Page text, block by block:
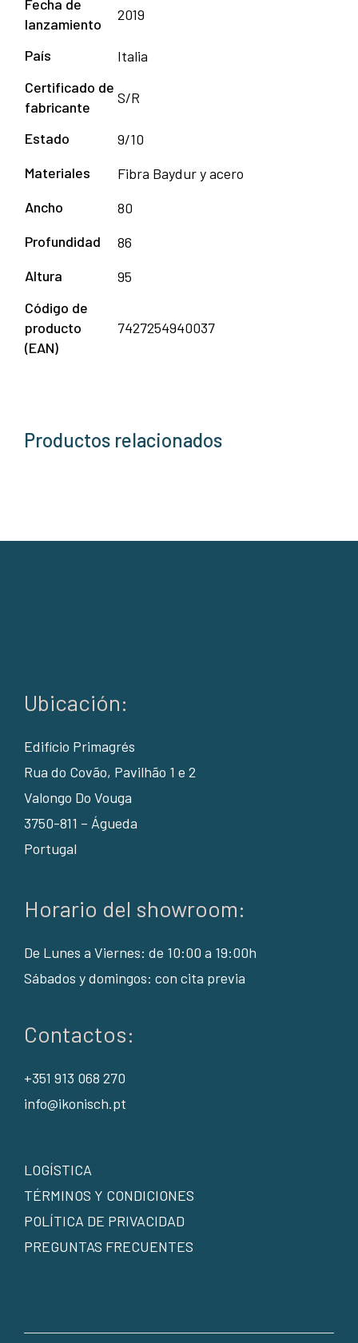
Fecha de
lanzamiento
2019
País
Italia
Certificado de
fabricante
S/R
Estado
9/10
Materiales
Fibra Baydur y acero
Ancho
80
Profundidad
86
Altura
95
Código de
producto
(EAN)
7427254940037
Productos relacionados
Ubicación:
Edifício Primagrés
Rua do Covão, Pavilhão 1 e 2
Valongo Do Vouga
3750-811 – Águeda
Portugal
Horario del showroom:
De Lunes a Viernes: de 10:00 a 19:00h
Sábados y domingos: con cita previa
Contactos:
+351 913 068 270
info@ikonisch.pt
LOGÍSTICA
TÉRMINOS Y CONDICIONES
POLÍTICA DE PRIVACIDAD
PREGUNTAS FRECUENTES